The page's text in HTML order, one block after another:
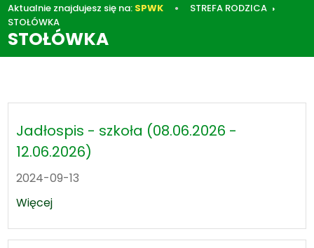
Aktualnie znajdujesz się na: SPWK
STREFA RODZICA
STOŁÓWKA
STOŁÓWKA
Jadłospis - szkoła (08.06.2026 -
12.06.2026)
2024-09-13
Więcej